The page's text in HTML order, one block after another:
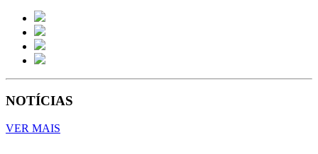
NOTÍCIAS
VER MAIS